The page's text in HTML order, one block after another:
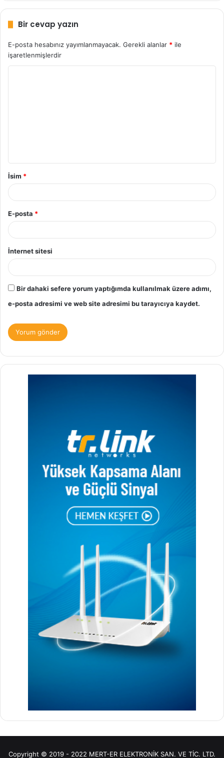
Bir cevap yazın
E-posta hesabınız yayımlanmayacak. Gerekli alanlar * ile
işaretlenmişlerdir
İsim *
E-posta *
İnternet sitesi
Bir dahaki sefere yorum yaptığımda kullanılmak üzere adımı,
e-posta adresimi ve web site adresimi bu tarayıcıya kaydet.
Copyright © 2019 - 2022 MERT-ER ELEKTRONİK SAN. VE TİC. LTD.